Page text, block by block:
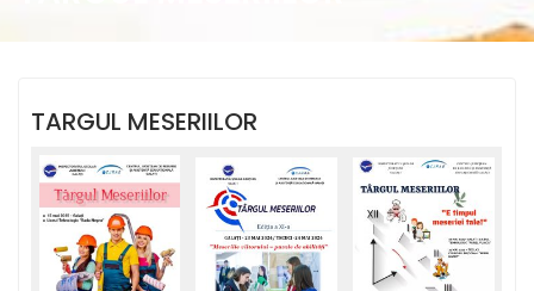
TARGUL MESERIILOR